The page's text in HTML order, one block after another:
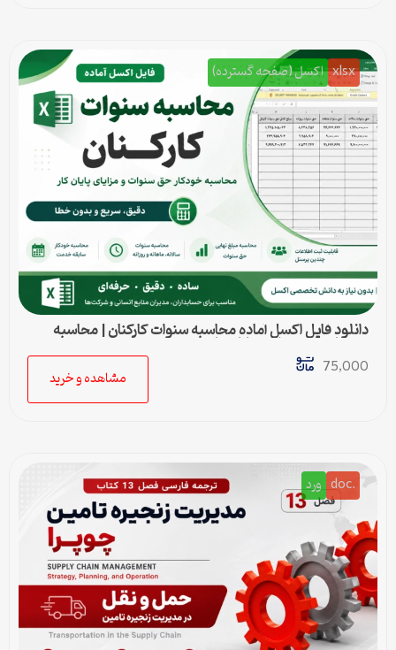
xlsx اکسل (صفحه گسترده)
دانلود فایل اکسل آماده محاسبه سنوات کارکنان | محاسبه
خودکار حق سنوات و پایان کار
75,000
مشاهده و خرید
.doc ورد